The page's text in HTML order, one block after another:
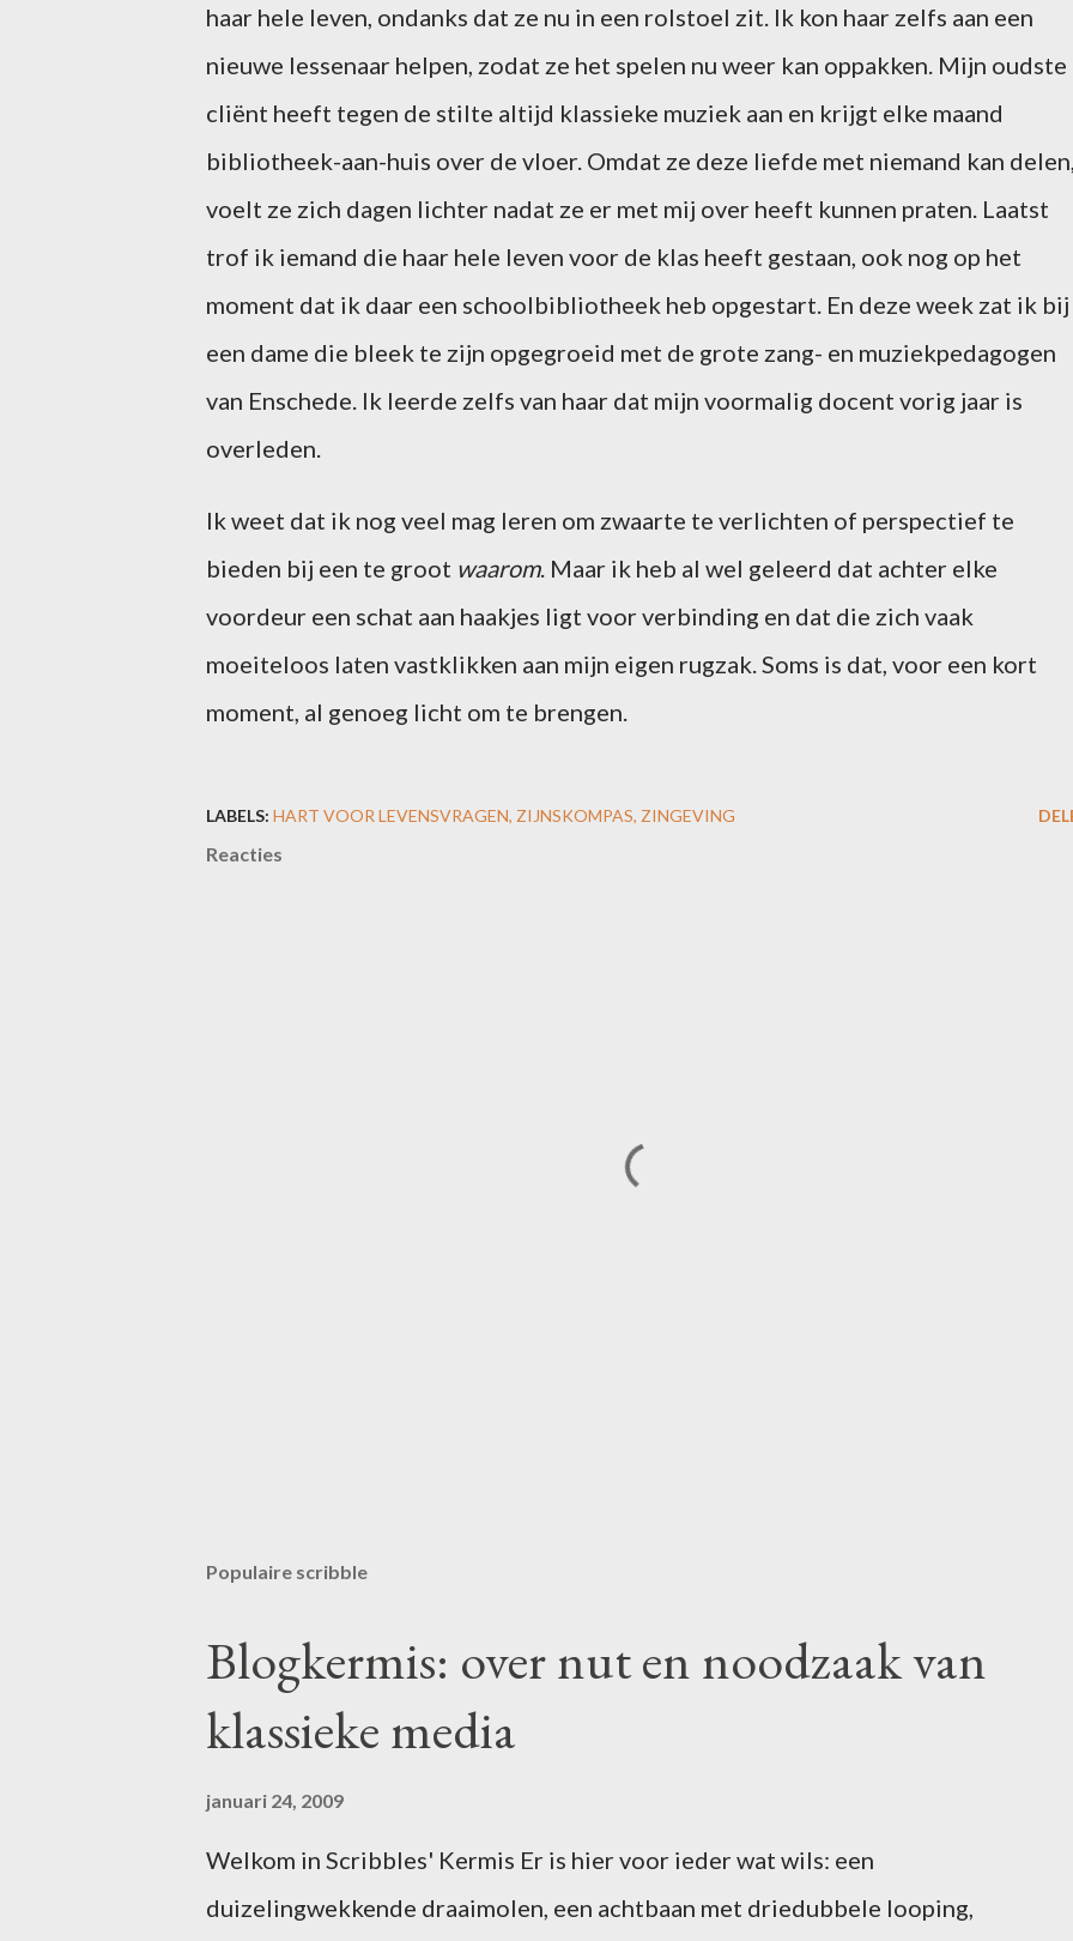
haar hele leven, ondanks dat ze nu in een rolstoel zit. Ik kon haar zelfs aan een
nieuwe lessenaar helpen, zodat ze het spelen nu weer kan oppakken. Mijn oudste
cliënt heeft tegen de stilte altijd klassieke muziek aan en krijgt elke maand
bibliotheek-aan-huis over de vloer. Omdat ze deze liefde met niemand kan
voelt ze zich dagen lichter nadat ze er met mij over heeft kunnen praten. Laatst
trof ik iemand die haar hele leven voor de klas heeft gestaan, ook nog op het
moment dat ik daar een schoolbibliotheek heb opgestart. En deze week zat ik bij
een dame die bleek te zijn opgegroeid met de grote zang- en muziekpedagogen
van Enschede. Ik leerde zelfs van haar dat mijn voormalig docent vorig jaar is
overleden.
Ik weet dat ik nog veel mag leren om zwaarte te verlichten of perspectief te
bieden bij een te groot waarom. Maar ik heb al wel geleerd dat achter elke
voordeur een schat aan haakjes ligt voor verbinding en dat die zich vaak
moeiteloos laten vastklikken aan mijn eigen rugzak. Soms is dat, voor een kort
moment, al genoeg licht om te brengen.
LABELS: HART VOOR LEVENSVRAGEN ZIJNSKOMPAS ZINGEVING
Reacties
Populaire scribble
Blogkermis: over nut en noodzaak van
klassieke media
januari 24, 2009
Welkom in Scribbles' Kermis Er is hier voor ieder wat wils: een
duizelingwekkende draaimolen, een achtbaan met driedubbele looping,